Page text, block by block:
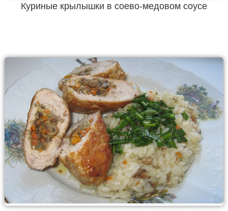
Куриные крылышки в соево-медовом соусе